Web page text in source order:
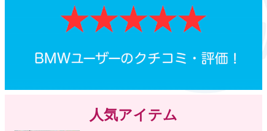
人気アイテム